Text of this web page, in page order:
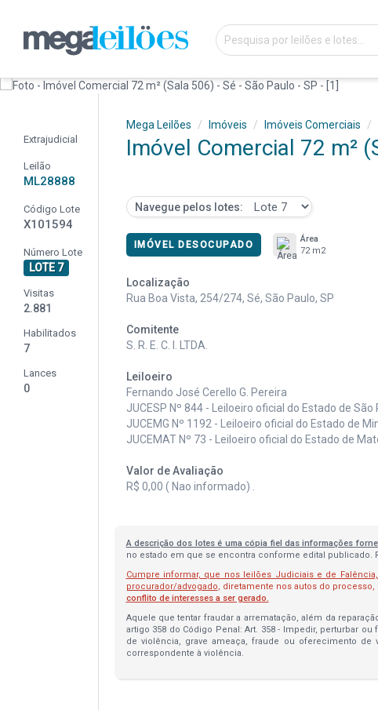
Extrajudicial
Leilão
ML28888
Código Lote
X101594
Número Lote
LOTE 7
Visitas
2.881
Habilitados
7
Lances
0
Mega Leilões Imóveis Imóveis Comerciais
Imóvel Comercial 72 m²
Navegue pelos lotes:
IMÓVEL DESOCUPADO
Área
72 m2
Localização
Rua Boa Vista, 254/274, Sé, São Paulo, SP
Comitente
S. R. E. C. I. LTDA.
Leiloeiro
Fernando José Cerello G. Pereira
JUCESP Nº 844 - Leiloeiro oficial do Estado de São
JUCEMG Nº 1192 - Leiloeiro oficial do Estado de
JUCEMAT Nº 73 - Leiloeiro oficial do Estado de
Valor de Avaliação
R$ 0,00 ( Nao informado) .
A descrição dos lotes é uma cópia fiel das informações
no estado em que se encontra conforme edital publicado.
Cumpre informar, que nos leilões Judiciais e de
procurador/advogado, diretamente nos autos do
conflito de interesses a ser gerado.
Aquele que tentar fraudar a arrematação, além da
artigo 358 do Código Penal: Art. 358 - Impedir, perturbar
de violência, grave ameaça, fraude ou oferecimento
correspondente à violência.